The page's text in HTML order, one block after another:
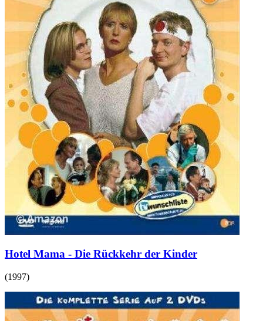
Hotel Mama - Die Rückkehr der Kinder
(1997)